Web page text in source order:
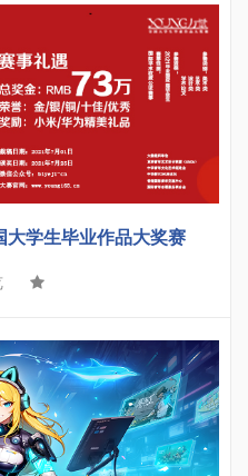
大学生毕业作品大奖赛